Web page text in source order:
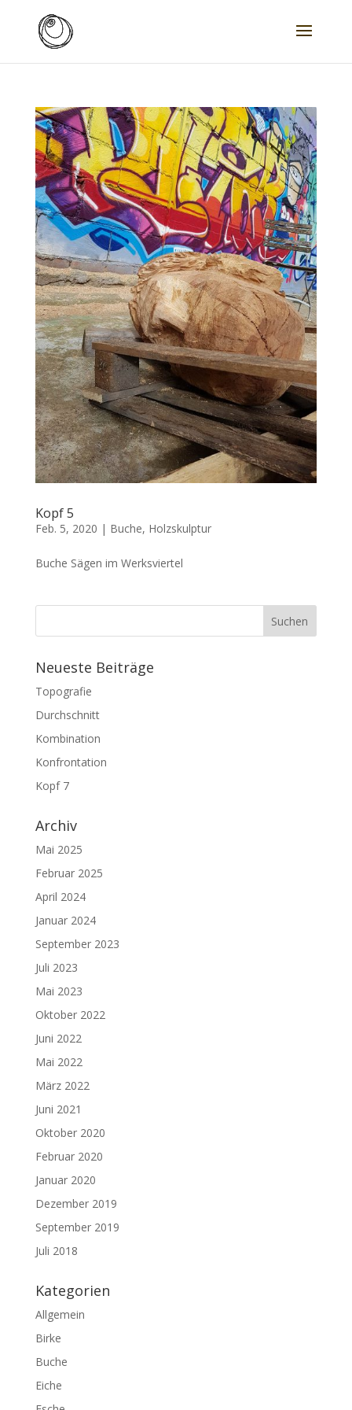
Kopf 5
Feb. 5, 2020 | Buche, Holzskulptur
Buche Sägen im Werksviertel
Neueste Beiträge
Topografie
Durchschnitt
Kombination
Konfrontation
Kopf 7
Archiv
Mai 2025
Februar 2025
April 2024
Januar 2024
September 2023
Juli 2023
Mai 2023
Oktober 2022
Juni 2022
Mai 2022
März 2022
Juni 2021
Oktober 2020
Februar 2020
Januar 2020
Dezember 2019
September 2019
Juli 2018
Kategorien
Allgemein
Birke
Buche
Eiche